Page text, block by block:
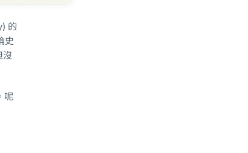
的
史
沒
呢